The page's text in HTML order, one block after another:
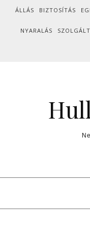
Skip to content
ÁLLÁS BIZTOSÍTÁS
NYARALÁS